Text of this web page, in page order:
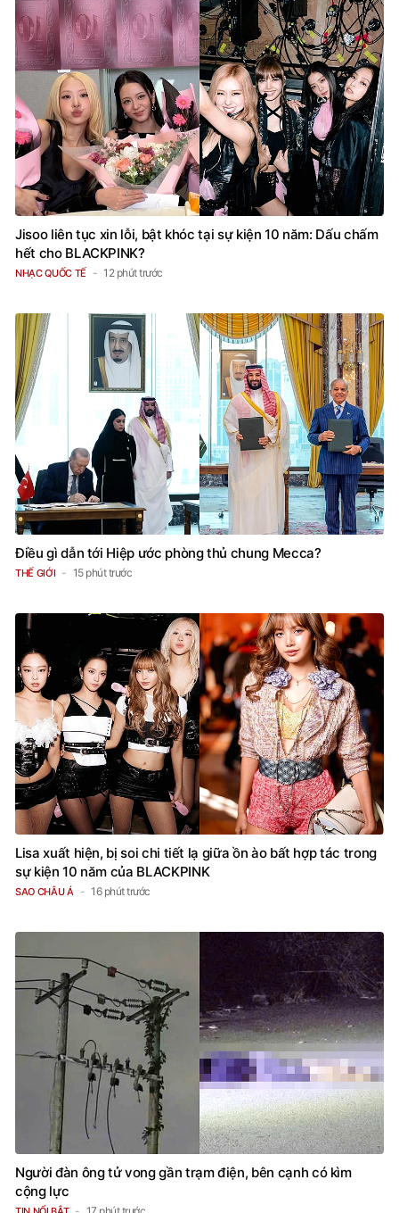
Jisoo liên tục xin lỗi, bật khóc tại sự kiện 10 năm: Dấu chấm
hết cho BLACKPINK?
NHẠC QUỐC TẾ 12 phút trước
Điều gì dẫn tới Hiệp ước phòng thủ chung Mecca?
THẾ GIỚI 15 phút trước
Lisa xuất hiện, bị soi chi tiết lạ giữa ồn ào bất hợp tác trong
sự kiện 10 năm của BLACKPINK
SAO CHÂU Á 16 phút trước
Người đàn ông tử vong gần trạm điện, bên cạnh có kìm
cộng lực